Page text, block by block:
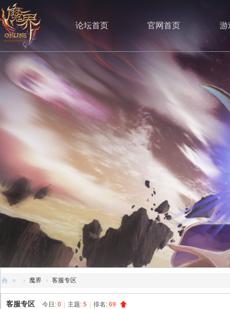
论坛首页 官网首页 游
创
» › 魔界 › 客服专区
客服专区 今日: 0 主题: 5 排名: 69